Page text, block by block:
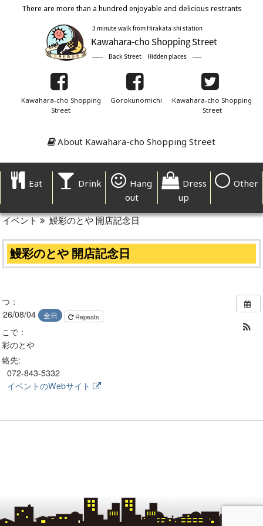
There are more than a hundred enjoyable and delicious restrants
Kawahara-cho Shopping
Street
Gorokunomichi
Kawahara-cho Shopping
Street
About Kawahara-cho Shopping Street
Eat Drink
Hang
out
Dress
up
Other
イベント 鰻彩のとや 開店記念日
鰻彩のとや 開店記念日
：
08/04 全日 Repeats
で：
彩のとや
先:
072-843-5332
イベントのWebサイト